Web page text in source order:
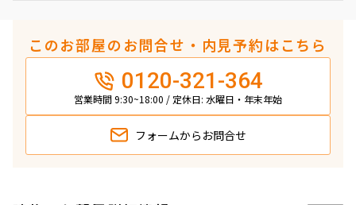
このお部屋のお問合せ・内見予約はこちら
0120-321-364
営業時間 9:30~18:00 / 定休日: 水曜日・年末年始
フォームから お問合せ